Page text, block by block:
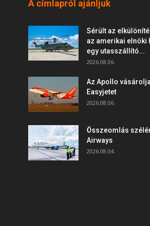
A címlapról ajánljuk
Sérült az
az amerikai elnöki
egy utasszállító...
2026.08.06.
Az Apollo
Easyjetet
2026.08.06.
Összeomlás
Airways
2026.08.04.